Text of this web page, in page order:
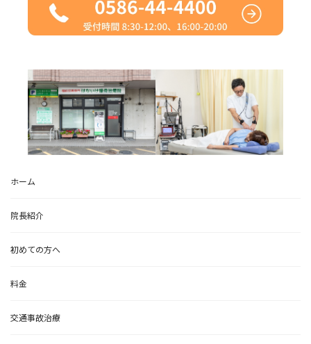
ホーム
院長紹介
初めての方へ
料金
交通事故治療